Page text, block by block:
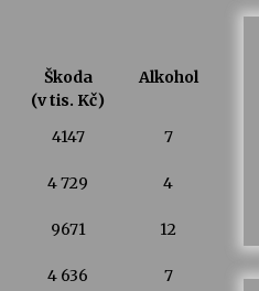
Škoda
(v tis. Kč)
Alkohol
4147 7
4 729 4
9671 12
4 636 7